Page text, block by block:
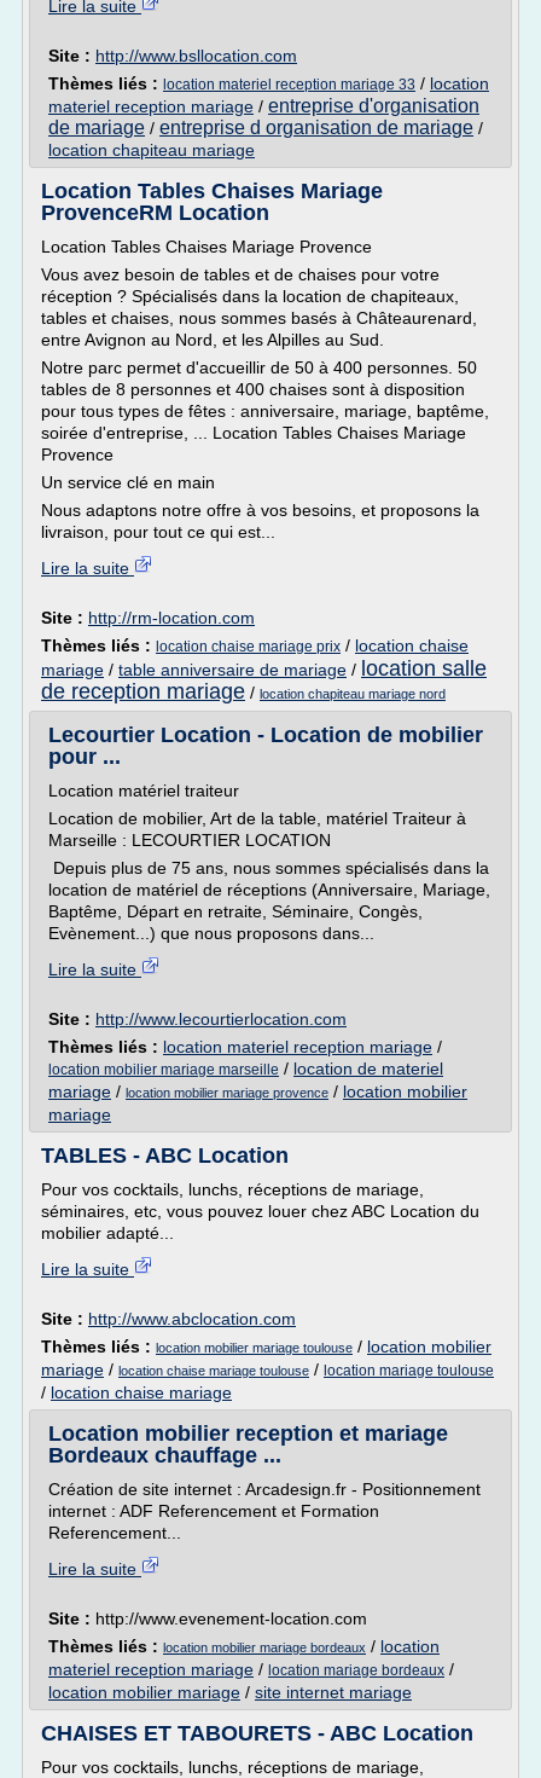
Lire la suite
Site : http://www.bsllocation.com
Thèmes liés : location materiel reception mariage 33 / location
materiel reception mariage / entreprise d'organisation
de mariage / entreprise d organisation de mariage /
location chapiteau mariage
Location Tables Chaises Mariage
ProvenceRM Location
Location Tables Chaises Mariage Provence
Vous avez besoin de tables et de chaises pour votre
réception ? Spécialisés dans la location de chapiteaux,
tables et chaises, nous sommes basés à Châteaurenard,
entre Avignon au Nord, et les Alpilles au Sud.
Notre parc permet d'accueillir de 50 à 400 personnes. 50
tables de 8 personnes et 400 chaises sont à disposition
pour tous types de fêtes : anniversaire, mariage, baptême,
soirée d'entreprise, ... Location Tables Chaises Mariage
Provence
Un service clé en main
Nous adaptons notre offre à vos besoins, et proposons la
livraison, pour tout ce qui est...
Lire la suite
Site : http://rm-location.com
Thèmes liés : location chaise mariage prix / location chaise
mariage / table anniversaire de mariage / location salle
de reception mariage / location chapiteau mariage nord
Lecourtier Location - Location de mobilier
pour ...
Location matériel traiteur
Location de mobilier, Art de la table, matériel Traiteur à
Marseille : LECOURTIER LOCATION
Depuis plus de 75 ans, nous sommes spécialisés dans la
location de matériel de réceptions (Anniversaire, Mariage,
Baptême, Départ en retraite, Séminaire, Congès,
Evènement...) que nous proposons dans...
Lire la suite
Site : http://www.lecourtierlocation.com
Thèmes liés : location materiel reception mariage /
location mobilier mariage marseille / location de materiel
mariage / location mobilier mariage provence / location mobilier
mariage
TABLES - ABC Location
Pour vos cocktails, lunchs, réceptions de mariage,
séminaires, etc, vous pouvez louer chez ABC Location du
mobilier adapté...
Lire la suite
Site : http://www.abclocation.com
Thèmes liés : location mobilier mariage toulouse / location mobilier
mariage / location chaise mariage toulouse / location mariage toulouse
/ location chaise mariage
Location mobilier reception et mariage
Bordeaux chauffage ...
Création de site internet : Arcadesign.fr - Positionnement
internet : ADF Referencement et Formation
Referencement...
Lire la suite
Site : http://www.evenement-location.com
Thèmes liés : location mobilier mariage bordeaux / location
materiel reception mariage / location mariage bordeaux /
location mobilier mariage / site internet mariage
CHAISES ET TABOURETS - ABC Location
Pour vos cocktails, lunchs, réceptions de mariage,